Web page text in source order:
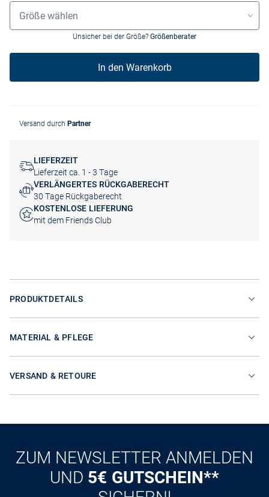
Grössenauswahl
Größe wählen
Unsicher bei der Größe? Größenberater
In den Warenkorb
Versand durch Partner
LIEFERZEIT
Lieferzeit ca. 1 - 3 Tage
VERLÄNGERTES RÜCKGABERECHT
30 Tage Rückgaberecht
KOSTENLOSE LIEFERUNG
mit dem Friends Club
PRODUKTDETAILS
MATERIAL & PFLEGE
VERSAND & RETOURE
ZUM NEWSLETTER ANMELDEN
UND 5€ GUTSCHEIN**